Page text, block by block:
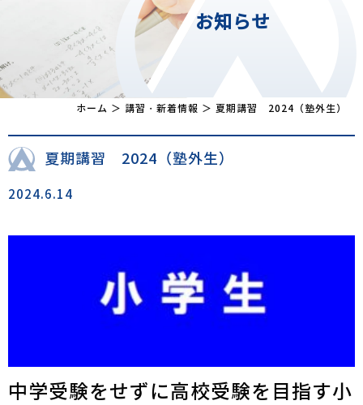
お知らせ
ホーム ＞ 講習・新着情報 ＞ 夏期講習 2024（塾外生）
夏期講習 2024（塾外生）
2024.6.14
中学受験をせずに高校受験を目指す小